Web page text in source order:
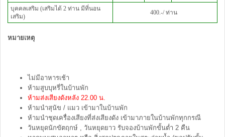
บุคคลเสริม (เสริมได้ 2 ท่าน มีที่นอน
เสริม)
400.-/ ท่าน
หมายเหตุ
ไม่มีอาหารเช้า
ห้ามสูบบุหรี่ในบ้านพัก
ห้ามส่งเสียงดังหลัง 22.00 น.
ห้ามนำสุนัข / แมว เข้ามาในบ้านพัก
ห้ามนำชุดเครื่องเสียงที่ส่งเสียงดัง เข้ามาภายในบ้านพักทุกกรณี
วันหยุดนักขัตฤกษ์ , วันหยุดยาว รับจองบ้านพักขั้นต่ำ 2 คืน